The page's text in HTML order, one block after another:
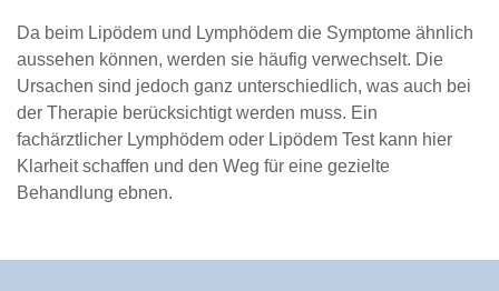
Da beim Lipödem und Lymphödem die Symptome ähnlich
aussehen können, werden sie häufig verwechselt. Die
Ursachen sind jedoch ganz unterschiedlich, was auch bei
der Therapie berücksichtigt werden muss. Ein
fachärztlicher Lymphödem oder Lipödem Test kann hier
Klarheit schaffen und den Weg für eine gezielte
Behandlung ebnen.